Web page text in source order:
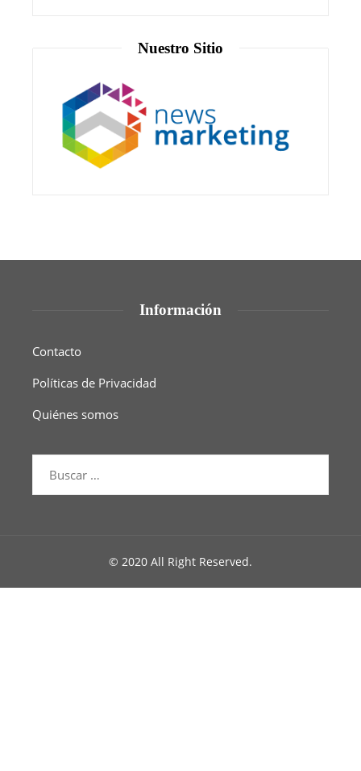
Nuestro Sitio
Información
Contacto
Políticas de Privacidad
Quiénes somos
© 2020 All Right Reserved.